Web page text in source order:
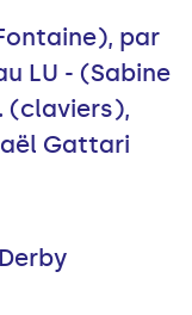
par
LU - (Sabine
(claviers),
Gattari